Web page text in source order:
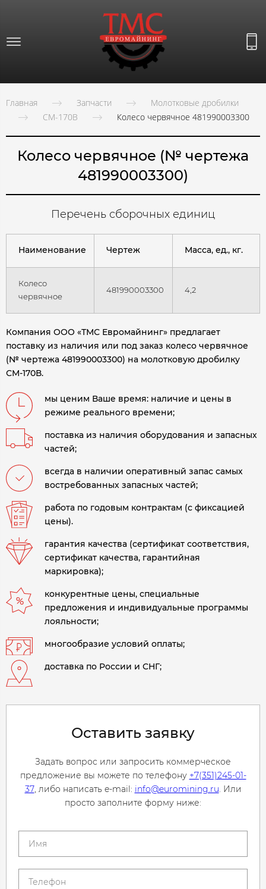
Главная Запчасти
Молотковые дробилки
СМ-170В
Колесо червячное 481990003300
Колесо червячное (№ чертежа
481990003300)
Перечень сборочных единиц
Наименование Чертеж Масса, ед., кг.
Колесо
червячное
481990003300 4,2
Компания ООО «ТМС Евромайнинг» предлагает
поставку из наличия или под заказ колесо червячное
(№ чертежа 481990003300) на молотковую дробилку
СМ-170В.
мы ценим Ваше время: наличие и цены в
режиме реального времени;
поставка из наличия оборудования и запасных
частей;
всегда в наличии оперативный запас самых
востребованных запасных частей;
работа по годовым контрактам (с фиксацией
цены).
гарантия качества (сертификат соответствия,
сертификат качества, гарантийная
маркировка);
конкурентные цены, специальные
предложения и индивидуальные программы
лояльности;
многообразие условий оплаты;
доставка по России и СНГ;
Оставить заявку
Задать вопрос или запросить коммерческое
предложение вы можете по телефону +7(351)245-01-
37, либо написать e-mail: info@euromining.ru. Или
просто заполните форму ниже: